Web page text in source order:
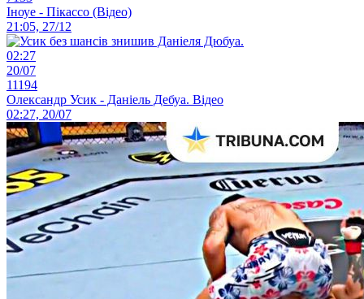
Іноуе - Пікассо (Відео)
21:05, 27/12
02:27
20/07
11194
Олександр Усик - Даніель Дебуа. Відео
02:27, 20/07